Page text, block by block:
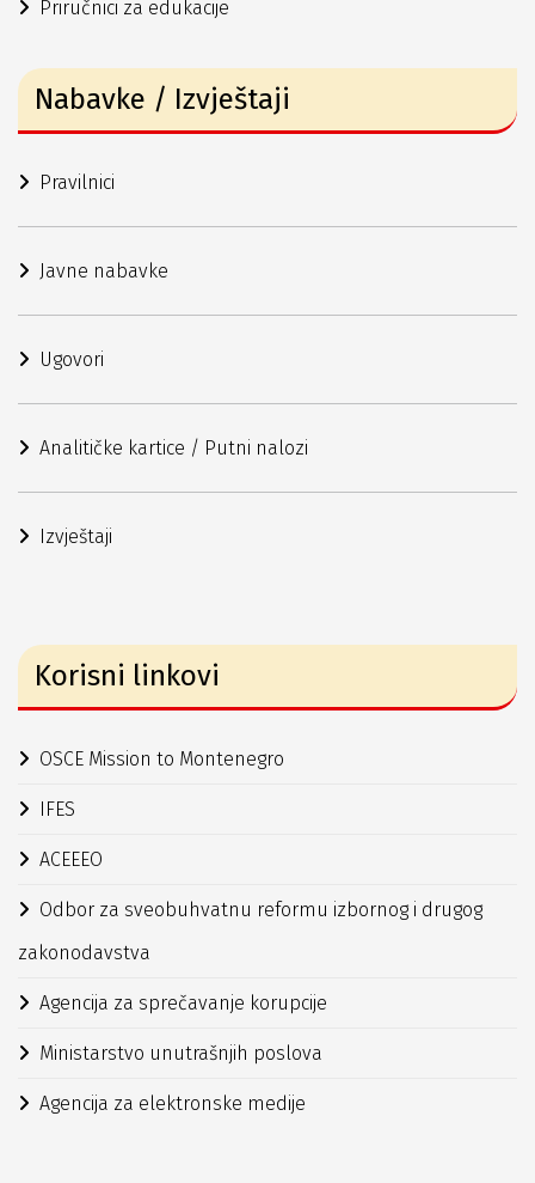
Priručnici za edukacije
Nabavke / Izvještaji
Pravilnici
Javne nabavke
Ugovori
Analitičke kartice / Putni nalozi
Izvještaji
Korisni linkovi
OSCE Mission to Montenegro
IFES
ACEEEO
Odbor za sveobuhvatnu reformu izbornog i drugog
zakonodavstva
Agencija za sprečavanje korupcije
Ministarstvo unutrašnjih poslova
Agencija za elektronske medije